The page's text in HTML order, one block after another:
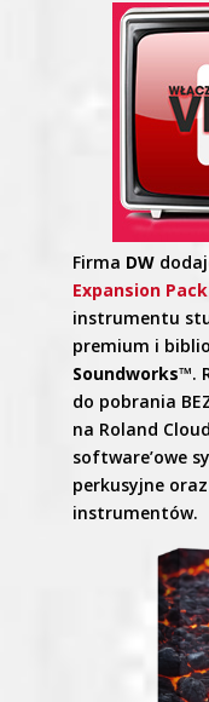
Firma DW
Expansion Pack
instrumentu
premium i
Soundworks™.
do pobrania
na Roland
software’owe
perkusyjne
instrumentów.